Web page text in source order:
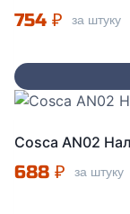
754 ₽ за штуку
Cosca AN02
688 ₽ за штуку